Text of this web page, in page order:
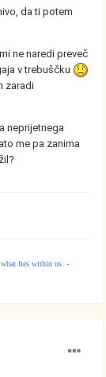
da ti potem
ne naredi preveč
v trebuščku
zaradi
neprijetnega
me pa zanima
what lies within us. -